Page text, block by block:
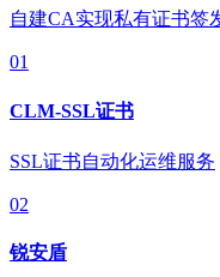
自建CA实现私有证书签
01
CLM-SSL证书
SSL证书自动化运维服务
02
锐安盾